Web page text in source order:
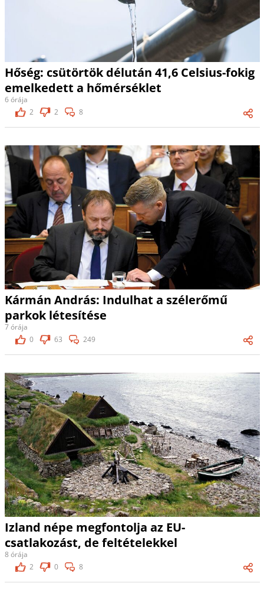
Hőség: csütörtök délután 41,6 Celsius-fokig
emelkedett a hőmérséklet
6 órája
2
2 8
Kármán András: Indulhat a szélerőmű
parkok létesítése
7 órája
0
63 249
Izland népe megfontolja az EU-
csatlakozást, de feltételekkel
8 órája
2
0 8